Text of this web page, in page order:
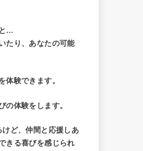
…
たり、あなたの可能
体験できます。
の体験をします。
けど、仲間と応援しあ
きる喜びを感じられ